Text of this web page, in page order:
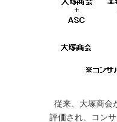
従来、大塚商会
評価され、コン